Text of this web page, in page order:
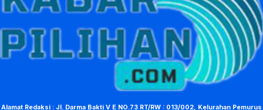
Alamat Redaksi : Jl. Darma Bakti V E NO.73 RT/RW : 013/002, Kelurahan Pemurus